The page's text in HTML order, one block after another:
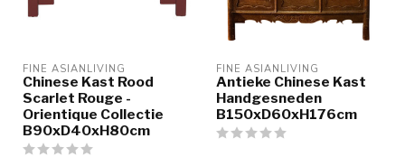
FINE ASIANLIVING
Chinese Kast Rood
Scarlet Rouge -
Orientique Collectie
B90xD40xH80cm
FINE ASIANLIVING
Antieke Chinese Kast
Handgesneden
B150xD60xH176cm